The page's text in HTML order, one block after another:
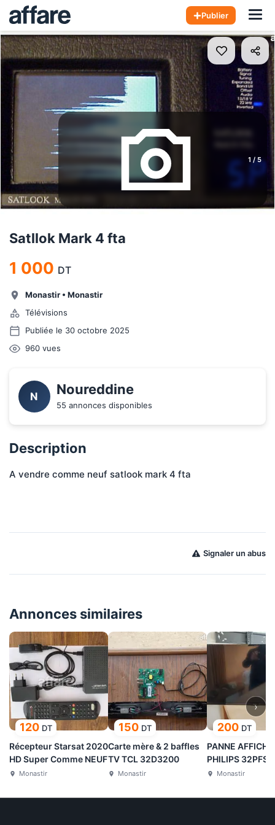
Publier
1/ 5
Satllok Mark 4 fta
1 000 DT
Monastir • Monastir
Télévisions
Publiée le 30 octobre 2025
960 vues
N Noureddine
55 annonces disponibles
Description
A vendre comme neuf satlook mark 4 fta
Signaler un abus
Annonces similaires
120 DT
Récepteur Starsat 2020
HD Super Comme NEUF
Monastir
150 DT
Carte mère & 2 baffles
TV TCL 32D3200
Monastir
200 DT
PANNE
PHILIPS
Monastir
›